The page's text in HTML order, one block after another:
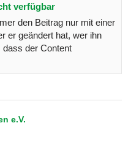
verfügbar
den Beitrag nur mit einer
er geändert hat, wer ihn
der Content
e.V.